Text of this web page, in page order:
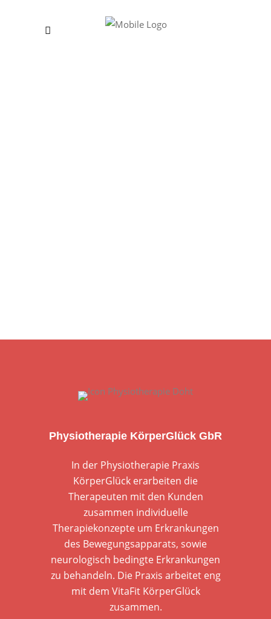
Physiotherapie KörperGlück GbR
In der Physiotherapie Praxis
KörperGlück erarbeiten die
Therapeuten mit den Kunden
zusammen individuelle
Therapiekonzepte um Erkrankungen
des Bewegungsapparats, sowie
neurologisch bedingte Erkrankungen
zu behandeln. Die Praxis arbeitet eng
mit dem VitaFit KörperGlück
zusammen.